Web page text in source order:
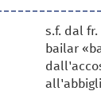
s.f. dal
bailar